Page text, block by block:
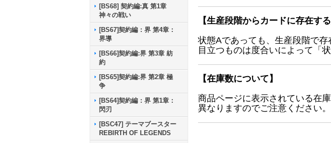
[BS68] 契約編:真 第1章
神々の戦い
[BS67]契約編：界 第4章：
界導
[BS66]契約編:界 第3章 紡
約
[BS65]契約編:界 第2章 極
争
[BS64]契約編：界 第1章：
閃刃
[BSC47] テーマブースター
REBIRTH OF LEGENDS
【生産段階からカードに存在す
状態Aであっても、生産段階で
目立つものは度合いによって「
【在庫数について】
商品ページに表示されている在
異なりますのでご注意ください。